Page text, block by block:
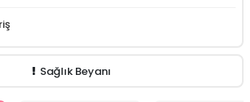
Sağlık Beyanı